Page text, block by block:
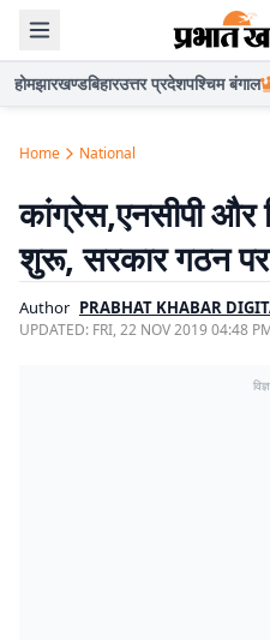
होमझारखण्डबिहारउत्तर प्रदेशपश्चिम बंगाल
Home National
कांग्रेस,एनसीपी और
शुरू, सरकार गठन
Author PRABHAT KHABAR
UPDATED: FRI, 22 NOV 2019 04:48